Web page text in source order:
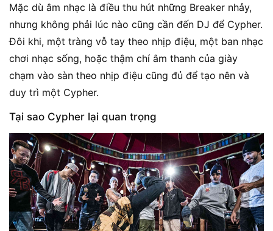
Mặc dù âm nhạc là điều thu hút những Breaker nhảy,
nhưng không phải lúc nào cũng cần đến DJ để Cypher.
Đôi khi, một tràng vỗ tay theo nhịp điệu, một ban nhạc
chơi nhạc sống, hoặc thậm chí âm thanh của giày
chạm vào sàn theo nhịp điệu cũng đủ để tạo nên và
duy trì một Cypher.
Tại sao Cypher lại quan trọng